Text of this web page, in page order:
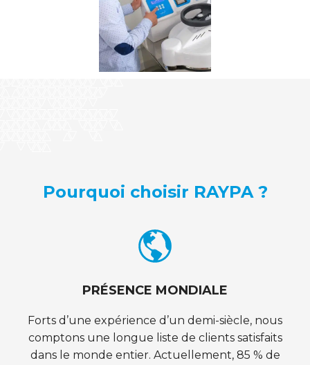
Pourquoi choisir RAYPA ?
PRÉSENCE MONDIALE
Forts d’une expérience d’un demi-siècle, nous
comptons une longue liste de clients satisfaits
dans le monde entier. Actuellement, 85 % de